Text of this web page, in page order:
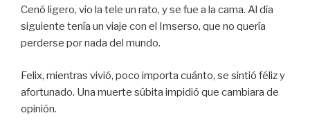
Cenó ligero, vio la tele un rato, y se fue a la cama. Al día
siguiente tenía un viaje con el Imserso, que no quería
perderse por nada del mundo.
Felix, mientras vivió, poco importa cuánto, se sintió féliz y
afortunado. Una muerte súbita impidió que cambiara de
opinión.